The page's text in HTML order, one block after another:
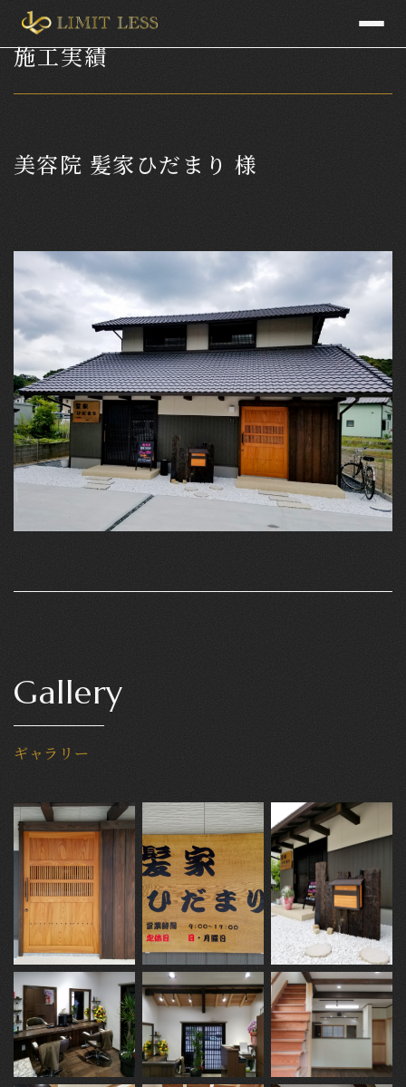
施工実績
美容院 髪家ひだまり 様
Gallery
ギャラリー